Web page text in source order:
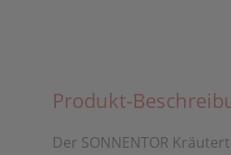
Produkt-
Der SONNENTOR